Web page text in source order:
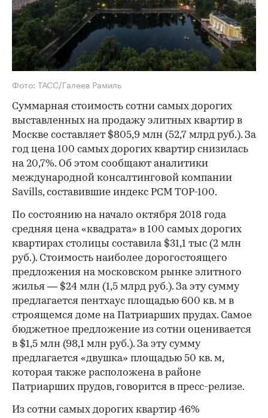
Фото: ТАСС/Галеев Рамиль
Cуммарная стоимость сотни самых дорогих
выставленных на продажу элитных квартир в
Москве составляет $805,9 млн (52,7 млрд руб.). За
год цена 100 самых дорогих квартир снизилась
на 20,7%. Об этом сообщают аналитики
международной консалтинговой компании
Savills, составившие индекс PCM TOP-100.
По состоянию на начало октября 2018 года
средняя цена «квадрата» в 100 самых дорогих
квартирах столицы составила $31,1 тыс (2 млн
руб.). Стоимость наиболее дорогостоящего
предложения на московском рынке элитного
жилья — $24 млн (1,5 млрд руб.). За эту сумму
предлагается пентхаус площадью 600 кв. м в
строящемся доме на Патриарших прудах. Самое
бюджетное предложение из сотни оценивается
в $1,5 млн (98,1 млн руб.). За эту сумму
предлагается «двушка» площадью 50 кв. м,
которая также расположена в районе
Патриарших прудов, говорится в пресс-релизе.
Из сотни самых дорогих квартир 46%